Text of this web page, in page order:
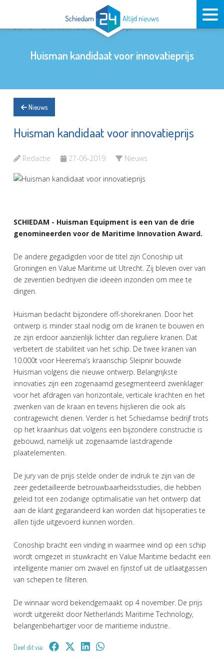
Huisman kandidaat voor innovatieprijs
Nieuws
Huisman kandidaat voor innovatieprijs
Redactie 27-06-2019 Nieuws
SCHIEDAM - Huisman Equipment is een van de drie
genomineerden voor de Maritime Innovation Award.
De andere gegadigden voor de titel zijn Conoship uit
Groningen en Value Maritime uit Utrecht. Zij bleven over van
de zeventien bedrijven die ideeën inzonden om mee te
dingen.
Huisman bedacht bijzondere off-shorekranen. Door het
ontwerp is minder staal nodig om de kranen te bouwen en
ze zijn erdoor aanzienlijk lichter dan reguliere kranen. Dat
verbetert de stabiliteit van het schip. De twee kranen van
10.000t voor Heerema’s kraanschip Sleipnir bouwde
Huisman volgens die nieuwe ontwerp. Belangrijkste
innovaties zijn een zogenaamd gesegmenteerd zwenklager
voor het afdragen van horizontale, verticale krachten en het
zwenken van de kraan en tevens hijslieren die ook als
contragewicht dienen. Verder is het Schiedamse bedrijf trots
op het kraanhuis dat volgens een bijzondere constructie is
gebouwd, namelijk uit zogenaamde lastdragende
plaatelementen.
De jury van de prijs stelde onder de indruk te zijn van de
zeer gedetailleerde betrouwbaarheidsstudies, die hebben
geleid tot een zodanige optimalisatie van het ontwerp dat
aan de klant gegarandeerd kan worden dat hijsoperaties te
allen tijde uitgevoerd kunnen worden.
Conoship bracht een vinding in waarmee wind op een schip
wordt omgezet in stuwkracht en Value Maritime bedacht een
intelligente manier om zwavel en fijnstof uit de uitlaatgassen
van schepen te filteren.
De winnaar word bekendgemaakt op 4 november. De prijs
wordt uitgereikt door Netherlands Maritime Technology,
belangenbehartiger voor de maritieme industrie.
Deel dit via: